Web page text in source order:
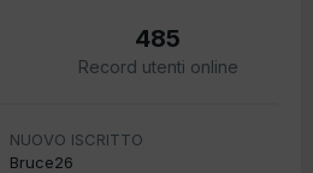
485
Record utenti online
NUOVO ISCRITTO
Bruce26